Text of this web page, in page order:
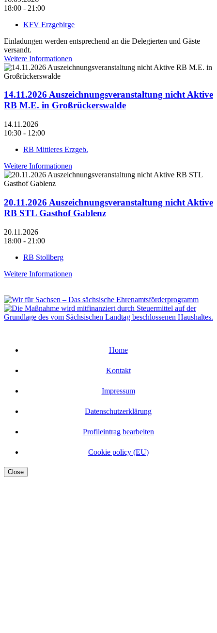
18:00 - 21:00
KFV Erzgebirge
Einladungen werden entsprechend an die Delegierten und Gäste
versandt.
Weitere Informationen
14.11.2026 Auszeichnungsveranstaltung nicht Aktive
RB M.E. in Großrückerswalde
14.11.2026
10:30 - 12:00
RB Mittleres Erzgeb.
Weitere Informationen
20.11.2026 Auszeichnungsveranstaltung nicht Aktive
RB STL Gasthof Gablenz
20.11.2026
18:00 - 21:00
RB Stollberg
Weitere Informationen
Home
Kontakt
Impressum
Datenschutzerklärung
Profileintrag bearbeiten
Cookie policy (EU)
Close